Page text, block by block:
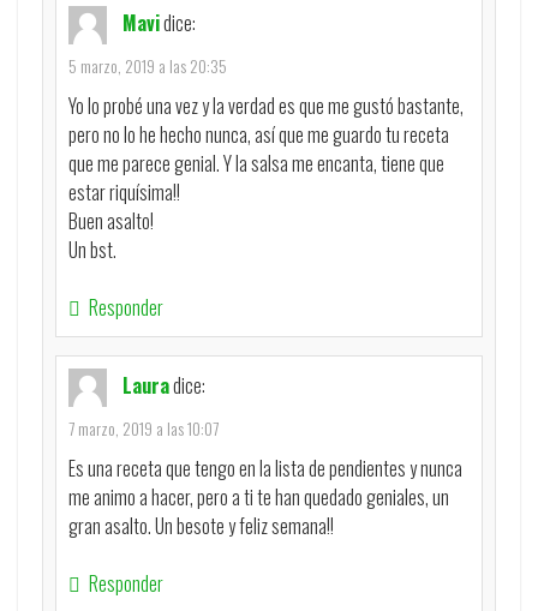
Mavidice:
5 marzo, 2019 a las 20:35
Yo lo probé una vez y la verdad es que me gustó bastante,
pero no lo he hecho nunca, así que me guardo tu receta
que me parece genial. Y la salsa me encanta, tiene que
estar riquísima!!
Buen asalto!
Un bst.
Responder
Lauradice:
7 marzo, 2019 a las 10:07
Es una receta que tengo en la lista de pendientes y nunca
me animo a hacer, pero a ti te han quedado geniales, un
gran asalto. Un besote y feliz semana!!
Responder